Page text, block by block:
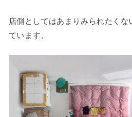
店側としてはあまりみられたくな
ています。